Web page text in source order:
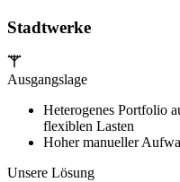
Stadtwerke
Ausgangslage
Heterogenes Portfolio
flexiblen Lasten
Hoher manueller
Unsere Lösung